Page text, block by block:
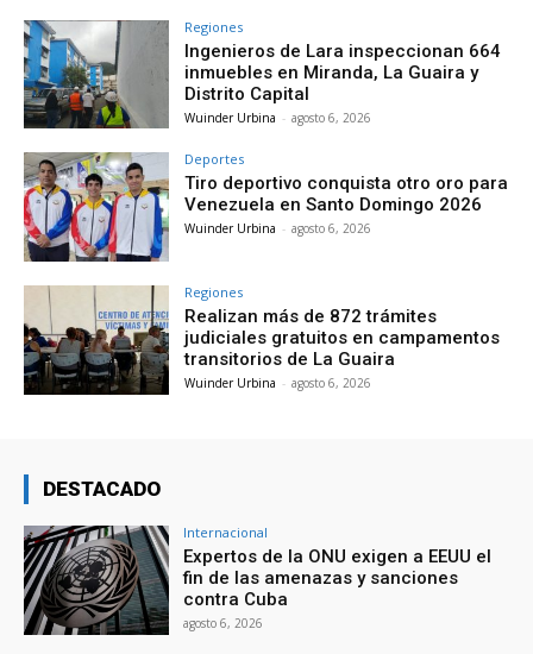
Regiones
Ingenieros de Lara inspeccionan 664
inmuebles en Miranda, La Guaira y
Distrito Capital
Wuinder Urbina - agosto 6, 2026
Deportes
Tiro deportivo conquista otro oro para
Venezuela en Santo Domingo 2026
Wuinder Urbina - agosto 6, 2026
Regiones
Realizan más de 872 trámites
judiciales gratuitos en campamentos
transitorios de La Guaira
Wuinder Urbina - agosto 6, 2026
DESTACADO
Internacional
Expertos de la ONU exigen a EEUU el
fin de las amenazas y sanciones
contra Cuba
agosto 6, 2026